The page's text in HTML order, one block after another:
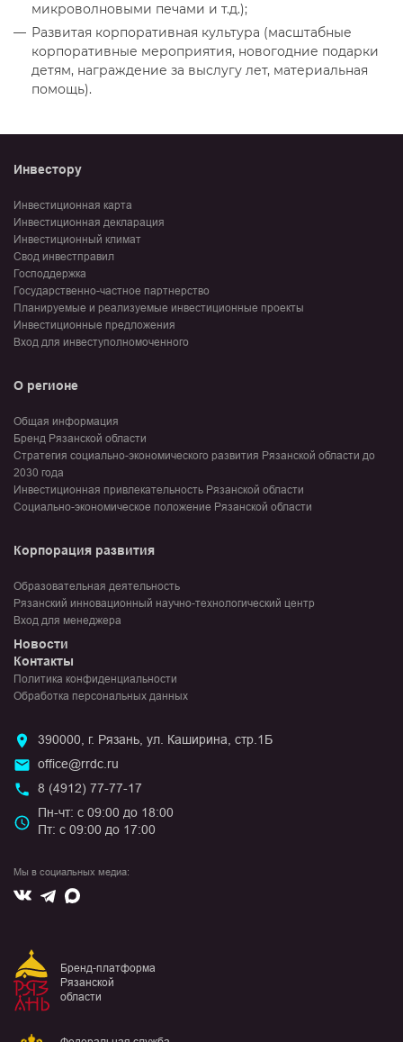
микроволновыми печами и т.д.);
Развитая корпоративная культура (масштабные
корпоративные мероприятия, новогодние подарки
детям, награждение за выслугу лет, материальная
помощь).
Инвестору
Инвестиционная карта
Инвестиционная декларация
Инвестиционный климат
Свод инвестправил
Господдержка
Государственно-частное партнерство
Планируемые и реализуемые инвестиционные проекты
Инвестиционные предложения
Вход для инвеступолномоченного
О регионе
Общая информация
Бренд Рязанской области
Стратегия социально-экономического развития Рязанской области до
2030 года
Инвестиционная привлекательность Рязанской области
Социально-экономическое положение Рязанской области
Корпорация развития
Образовательная деятельность
Рязанский инновационный научно-технологический центр
Вход для менеджера
Новости
Контакты
Политика конфиденциальности
Обработка персональных данных
390000, г. Рязань, ул. Каширина, стр.1Б
office@rrdc.ru
8 (4912) 77-77-17
Пн-чт: с 09:00 до 18:00
Пт: с 09:00 до 17:00
Мы в социальных медиа:
Вконтакте
Telegram
Max
Бренд-платформа
Рязанской
области